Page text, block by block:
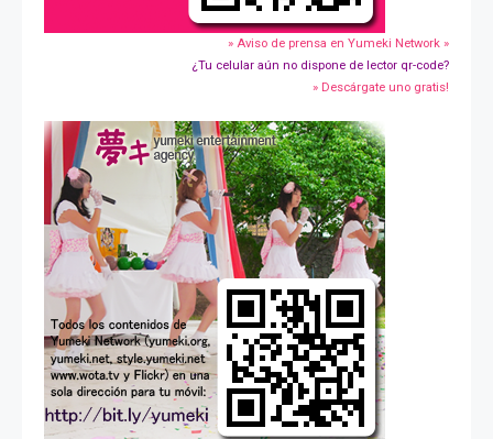
» Aviso de prensa en Yumeki Network »
¿Tu celular aún no dispone de lector qr-code?
» Descárgate uno gratis!